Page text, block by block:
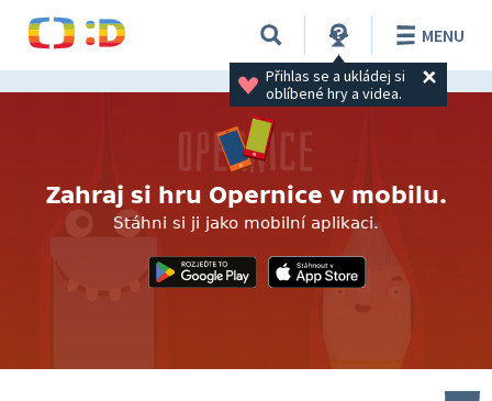
Přihlas se a ukládej si
oblíbené hry a videa.
MENU
Zahraj si hru Opernice v mobilu.
Stáhni si ji jako mobilní aplikaci.